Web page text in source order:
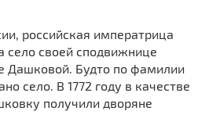
российская императрица
село своей сподвижнице
Дашковой. Будто по фамилии
село. В 1772 году в качестве
получили дворяне